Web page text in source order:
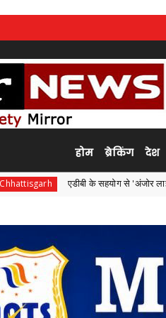
होम ब्रेकिंग देश
एडीबी के सहयोग से 'अंजोर लाइट' तकनीकी